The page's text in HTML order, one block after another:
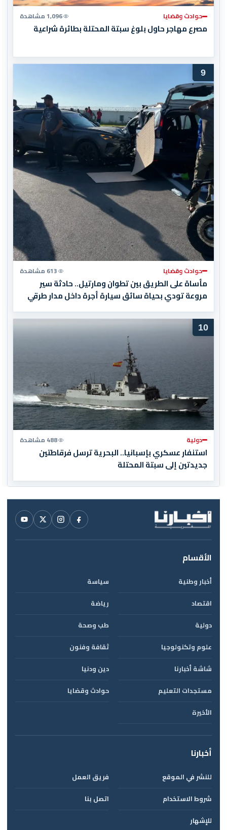
حوادث وقضايا 1,096 مشاهدة
مصرع مهاجر حاول بلوغ سبتة المحتلة بطائرة شراعية
9
حوادث وقضايا 613 مشاهدة
مأساة على الطريق بين تطوان ومارتيل.. حادثة سير
مروعة تودي بحياة سائق سيارة أجرة داخل مدار طرقي
10
دولية 488 مشاهدة
استنفار عسكري بإسبانيا.. البحرية ترسل فرقاطتين
جديدتين إلى سبتة المحتلة
الأقسام
أخبار وطنية
سياسة
اقتصاد
رياضة
دولية
طب وصحة
علوم وتكنولوجيا
ثقافة وفنون
شاشة أخبارنا
دين ودنيا
مستجدات التعليم
حوادث وقضايا
الأخيرة
أخبارنا
للنشر في الموقع
فريق العمل
شروط الاستخدام
اتصل بنا
للإشهار